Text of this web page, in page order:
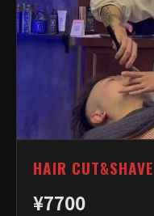
HAIR
¥7700